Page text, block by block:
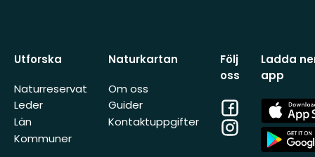
Utforska
Naturreservat
Leder
Län
Kommuner
Naturkartan
Om oss
Guider
Kontaktuppgifter
Följ
oss
Facebook
Instagram
Ladda
app
App
Store
App
Store